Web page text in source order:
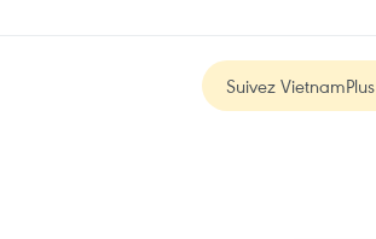
Suivez VietnamPlus